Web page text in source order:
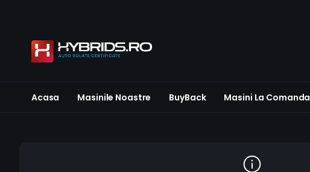
Acasa Masinile Noastre BuyBack Masini La Comanda